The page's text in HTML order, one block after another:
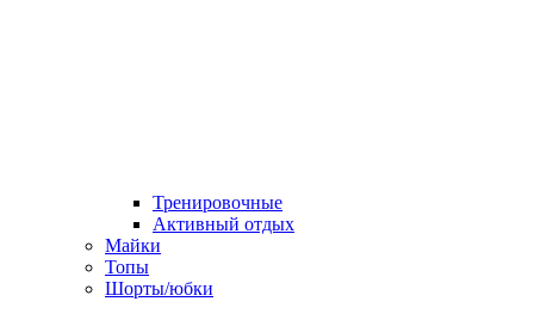
Тренировочные
Активный отдых
Майки
Топы
Шорты/юбки